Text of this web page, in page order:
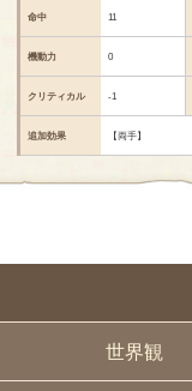
世界観
命中 11
機動力 0
クリティカル -1
追加効果 【両手】